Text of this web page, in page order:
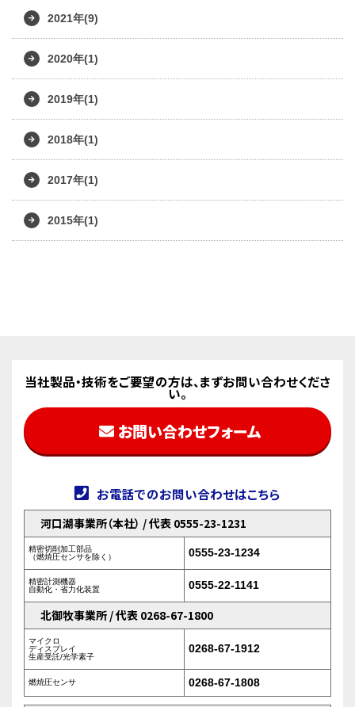
2021年(9)
2020年(1)
2019年(1)
2018年(1)
2017年(1)
2015年(1)
当社製品・技術をご要望の方は、まずお問い合わせくださ
い。
お問い合わせフォーム
お電話でのお問い合わせはこちら
河口湖事業所（本社） / 代表 0555-23-1231
精密切削加工部品
（燃焼圧センサを除く）
0555-23-1234
精密計測機器
自動化・省力化装置
0555-22-1141
北御牧事業所 / 代表 0268-67-1800
マイクロ
ディスプレイ
生産受託/光学素子
0268-67-1912
燃焼圧センサ 0268-67-1808